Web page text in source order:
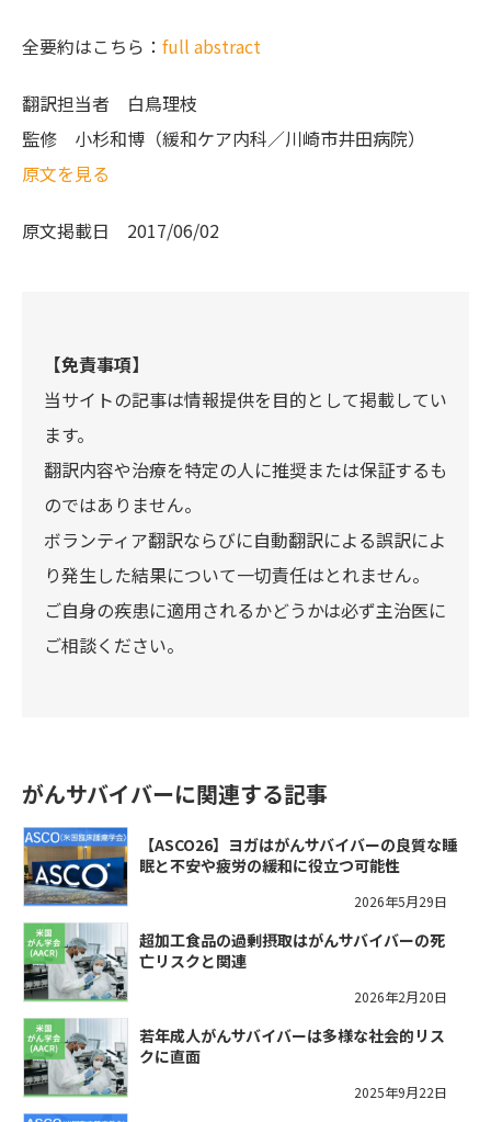
全要約はこちら： full abstract
翻訳担当者 白鳥理枝
監修 小杉和博（緩和ケア内科／川崎市井田病院）
原文を見る
原文掲載日 2017/06/02
【免責事項】
当サイトの記事は情報提供を目的として掲載してい
ます。
翻訳内容や治療を特定の人に推奨または保証するも
のではありません。
ボランティア翻訳ならびに自動翻訳による誤訳によ
り発生した結果について一切責任はとれません。
ご自身の疾患に適用されるかどうかは必ず主治医に
ご相談ください。
がんサバイバーに関連する記事
【ASCO26】ヨガはがんサバイバーの良質な睡
眠と不安や疲労の緩和に役立つ可能性
2026年5月29日
超加工食品の過剰摂取はがんサバイバーの死
亡リスクと関連
2026年2月20日
若年成人がんサバイバーは多様な社会的リス
クに直面
2025年9月22日